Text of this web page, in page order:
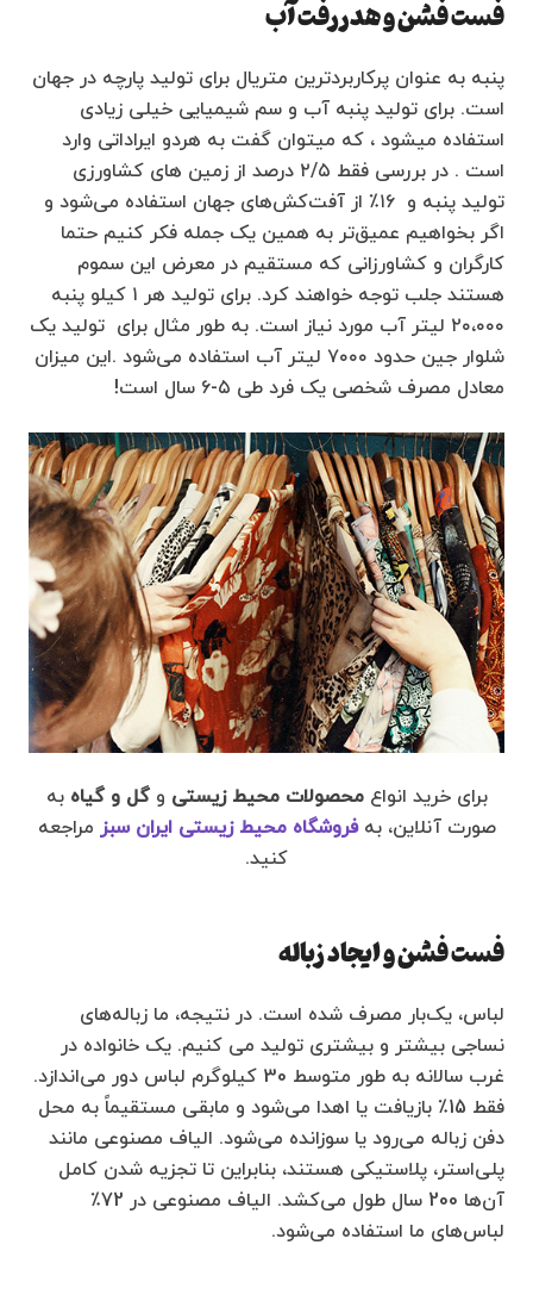
فست فشن و هدررفت آب
پنبه به عنوان پرکاربردترین متریال برای تولید پارچه در جهان
است. برای تولید پنبه آب و سم شیمیایی خیلی زیادی
استفاده میشود ، که میتوان گفت به هردو ایراداتی وارد
است . در بررسی فقط ۲‪/‬۵ درصد از زمین های کشاورزی
تولید پنبه و ۱۶٪ از آفت‌کش‌های جهان استفاده می‌شود و
اگر بخواهیم عمیق‌تر به همین یک جمله فکر کنیم حتما
کارگران و کشاورزانی که مستقیم در معرض این سموم
هستند جلب توجه خواهند کرد. برای تولید هر ۱ کیلو پنبه
۲۰،۰۰۰ لیتر آب مورد نیاز است. به طور مثال برای تولید یک
شلوار جین حدود ۷۰۰۰ لیتر آب استفاده می‌شود .این میزان
معادل مصرف شخصی یک فرد طی ۵-۶ سال است!
برای خرید انواعمحصولات محیط زیستی وگل و گیاه به
صورت آنلاین، بهفروشگاه محیط زیستی ایران سبز مراجعه
کنید.
فست فشن و ایجاد زباله
لباس، یک‌بار مصرف شده است. در نتیجه، ما زباله‌های
نساجی بیشتر و بیشتری تولید می کنیم. یک خانواده در
غرب سالانه به طور متوسط 30 کیلوگرم لباس دور می‌اندازد.
فقط 15٪ بازیافت یا اهدا می‌شود و مابقی مستقیماً به محل
دفن زباله می‌رود یا سوزانده می‌شود. الیاف مصنوعی مانند
پلی‌استر، پلاستیکی هستند، بنابراین تا تجزیه شدن کامل
آن‌ها 200 سال طول می‌کشد. الیاف مصنوعی در 72٪
لباس‌های ما استفاده می‌شود.